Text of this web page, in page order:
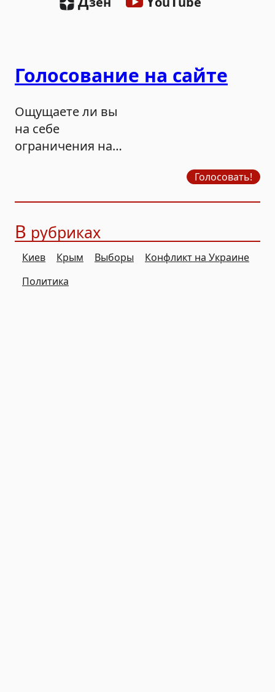
Голосование на сайте
Ощущаете ли вы
на себе
ограничения на
Голосовать!
В рубриках
Киев Крым Выборы
Конфликт на Украине
Политика